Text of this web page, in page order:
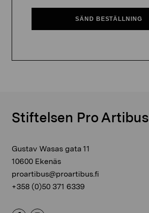
Stiftelsen Pro Artibus
Gustav Wasas gata 11
10600 Ekenäs
proartibus@proartibus.fi
+358 (0)50 371 6339